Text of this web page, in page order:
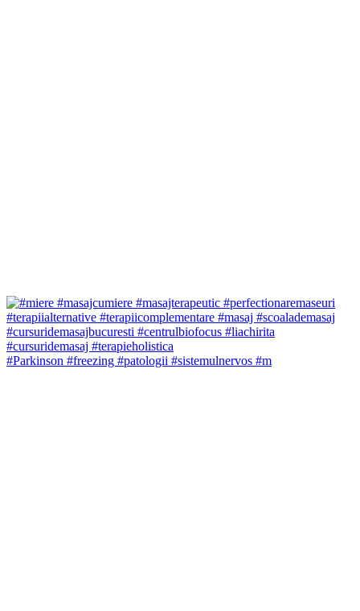
#Parkinson #freezing #patologii #sistemulnervos #m